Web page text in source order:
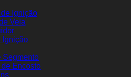
Ignição
Vela
Ignição
Segmento
Encosto